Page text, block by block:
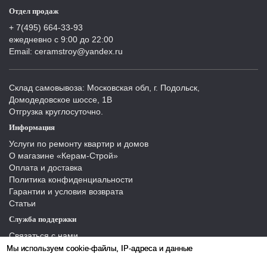
Мы используем cookie-файлы, IP-адреса и данные
Отдел продаж
+ 7(495) 664-33-93
ежедневно с 9:00 до 22:00
Email: ceramstroy@yandex.ru
Склад самовывоза: Московская обл, г. Подольск,
Домодедовское шоссе, 1В
Отгрузка круглосуточно.
Информация
Услуги по ремонту квартир и домов
О магазине «Керам-Строй»
Оплата и доставка
Политика конфиденциальности
Гарантии и условия возврата
Статьи
Служба поддержки
Связаться с нами
Отзывы